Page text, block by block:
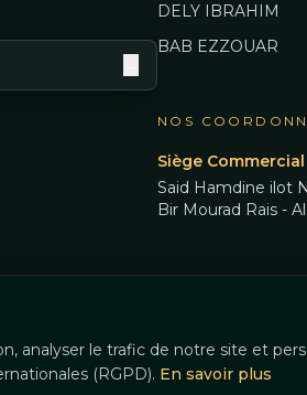
analyser le trafic de notre site et
(RGPD). En savoir plus
DELY IBRAHIM
BAB EZZOUAR
NOS
Siège Commercial
Said Hamdine ilot
Bir Mourad Rais -